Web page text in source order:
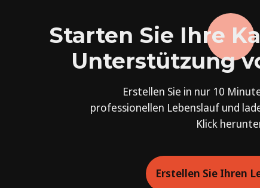
Starten Sie Ihre
Unterstützung
Erstellen Sie in nur 10
professionellen Lebenslauf und
Klick
Erstellen Sie Ihren